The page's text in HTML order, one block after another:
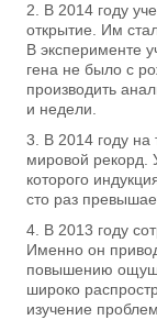
В 2014 году
открытие. Им
В эксперименте
гена не было с
производить
и недели.
В 2014 году на
мировой рекорд.
которого
сто раз
В 2013 году
Именно он
повышению
широко
изучение